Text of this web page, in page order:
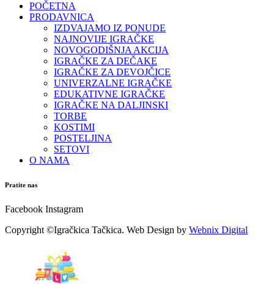
POČETNA
PRODAVNICA
IZDVAJAMO IZ PONUDE
NAJNOVIJE IGRAČKE
NOVOGODIŠNJA AKCIJA
IGRAČKE ZA DEČAKE
IGRAČKE ZA DEVOJČICE
UNIVERZALNE IGRAČKE
EDUKATIVNE IGRAČKE
IGRAČKE NA DALJINSKI
TORBE
KOSTIMI
POSTELJINA
SETOVI
O NAMA
Pratite nas
Facebook Instagram
Copyright ©Igračkica Tačkica. Web Design by Webnix Digital